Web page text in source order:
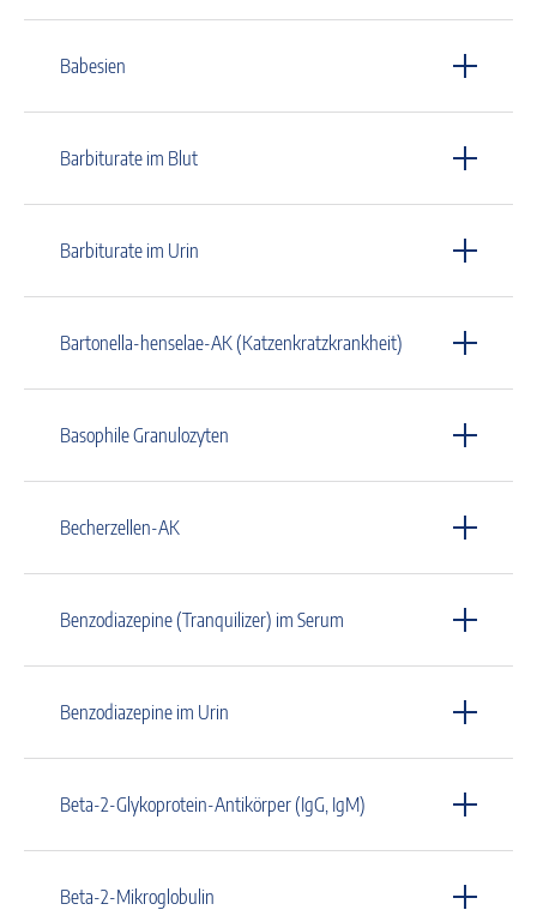
Babesien
Barbiturate im Blut
Barbiturate im Urin
Bartonella-henselae-AK (Katzenkratzkrankheit)
Basophile Granulozyten
Becherzellen-AK
Benzodiazepine (Tranquilizer) im Serum
Benzodiazepine im Urin
Beta-2-Glykoprotein-Antikörper (IgG, IgM)
Beta-2-Mikroglobulin